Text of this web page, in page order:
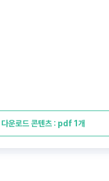
다운로드 콘텐츠 : pdf 1개